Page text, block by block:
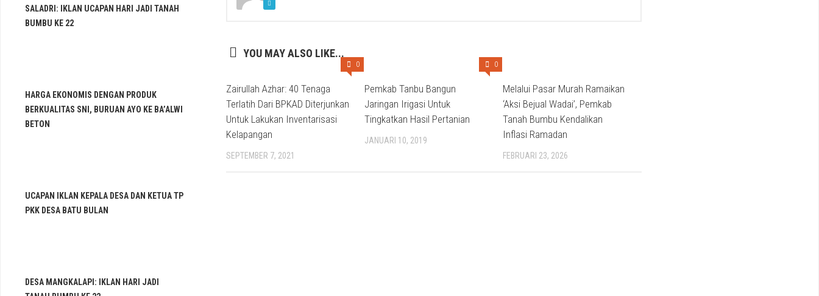
YOU MAY ALSO LIKE...
0
Zairullah Azhar: 40 Tenaga
Terlatih Dari BPKAD Diterjunkan
Untuk Lakukan Inventarisasi
Kelapangan
SEPTEMBER 7, 2021
0
Pemkab Tanbu Bangun
Jaringan Irigasi Untuk
Tingkatkan Hasil Pertanian
JANUARI 10, 2019
Melalui Pasar Murah Ramaikan
‘Aksi Bejual Wadai’, Pemkab
Tanah Bumbu Kendalikan
Inflasi Ramadan
FEBRUARI 23, 2026
SALADRI: IKLAN UCAPAN HARI JADI TANAH
BUMBU KE 22
HARGA EKONOMIS DENGAN PRODUK
BERKUALITAS SNI, BURUAN AYO KE BA’ALWI
BETON
UCAPAN IKLAN KEPALA DESA DAN KETUA TP
PKK DESA BATU BULAN
DESA MANGKALAPI: IKLAN HARI JADI